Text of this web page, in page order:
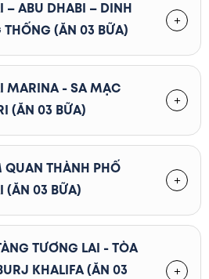
– ABU DHABI – DINH
THỐNG (ĂN 03 BỮA)
MARINA - SA MẠC
(ĂN 03 BỮA)
QUAN THÀNH PHỐ
(ĂN 03 BỮA)
TƯƠNG LAI - TÒA
KHALIFA (ĂN 03